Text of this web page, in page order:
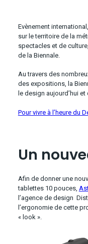
Evènement
sur le territoire de la
spectacles et de
de la Biennale.
Au travers des
des expositions, la
le design aujourd’hui
Pour vivre à l’heure du
Un
Afin de donner une
tablettes 10 pouces,
l’agence de design
l’ergonomie de cette
« look ».